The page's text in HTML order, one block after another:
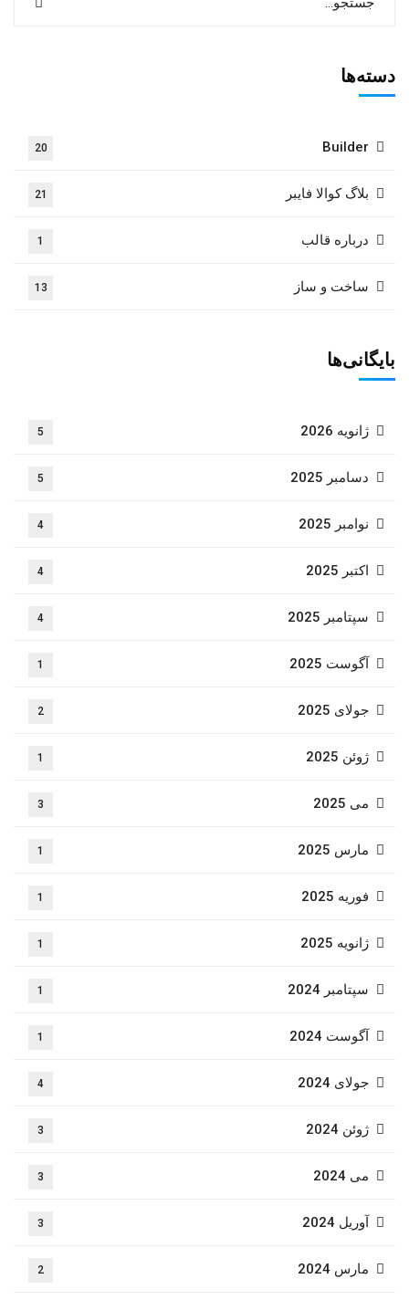
دسته‌ها
Builder
20
بلاگ کوالا فایبر 21
درباره قالب 1
ساخت و ساز 13
بایگانی‌ها
ژانویه 2026 5
دسامبر 2025 5
نوامبر 2025 4
اکتبر 2025 4
سپتامبر 2025 4
آگوست 2025 1
جولای 2025 2
ژوئن 2025 1
می 2025 3
مارس 2025 1
فوریه 2025 1
ژانویه 2025 1
سپتامبر 2024 1
آگوست 2024 1
جولای 2024 4
ژوئن 2024 3
می 2024 3
آوریل 2024 3
مارس 2024 2